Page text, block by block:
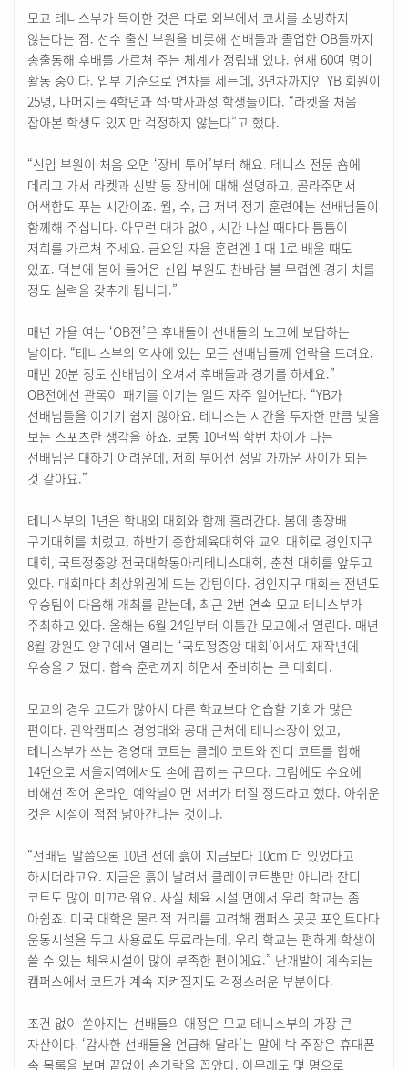
모교 테니스부가 특이한 것은 따로 외부에서 코치를 초빙하지
않는다는 점. 선수 출신 부원을 비롯해 선배들과 졸업한 OB들까지
총출동해 후배를 가르쳐 주는 체계가 정립돼 있다. 현재 60여 명이
활동 중이다. 입부 기준으로 연차를 세는데, 3년차까지인 YB 회원이
25명, 나머지는 4학년과 석·박사과정 학생들이다. “라켓을 처음
잡아본 학생도 있지만 걱정하지 않는다”고 했다.
“신입 부원이 처음 오면 ‘장비 투어’부터 해요. 테니스 전문 숍에
데리고 가서 라켓과 신발 등 장비에 대해 설명하고, 골라주면서
어색함도 푸는 시간이죠. 월, 수, 금 저녁 정기 훈련에는 선배님들이
함께해 주십니다. 아무런 대가 없이, 시간 나실 때마다 틈틈이
저희를 가르쳐 주세요. 금요일 자율 훈련엔 1 대 1로 배울 때도
있죠. 덕분에 봄에 들어온 신입 부원도 찬바람 불 무렵엔 경기 치를
정도 실력을 갖추게 됩니다.”
매년 가을 여는 ‘OB전’은 후배들이 선배들의 노고에 보답하는
날이다. “테니스부의 역사에 있는 모든 선배님들께 연락을 드려요.
매번 20분 정도 선배님이 오셔서 후배들과 경기를 하세요.”
OB전에선 관록이 패기를 이기는 일도 자주 일어난다. “YB가
선배님들을 이기기 쉽지 않아요. 테니스는 시간을 투자한 만큼 빛을
보는 스포츠란 생각을 하죠. 보통 10년씩 학번 차이가 나는
선배님은 대하기 어려운데, 저희 부에선 정말 가까운 사이가 되는
것 같아요.”
테니스부의 1년은 학내외 대회와 함께 흘러간다. 봄에 총장배
구기대회를 치렀고, 하반기 종합체육대회와 교외 대회로 경인지구
대회, 국토정중앙 전국대학동아리테니스대회, 춘천 대회를 앞두고
있다. 대회마다 최상위권에 드는 강팀이다. 경인지구 대회는 전년도
우승팀이 다음해 개최를 맡는데, 최근 2번 연속 모교 테니스부가
주최하고 있다. 올해는 6월 24일부터 이틀간 모교에서 열린다. 매년
8월 강원도 양구에서 열리는 ‘국토정중앙 대회’에서도 재작년에
우승을 거뒀다. 합숙 훈련까지 하면서 준비하는 큰 대회다.
모교의 경우 코트가 많아서 다른 학교보다 연습할 기회가 많은
편이다. 관악캠퍼스 경영대와 공대 근처에 테니스장이 있고,
테니스부가 쓰는 경영대 코트는 클레이코트와 잔디 코트를 합해
14면으로 서울지역에서도 손에 꼽히는 규모다. 그럼에도 수요에
비해선 적어 온라인 예약날이면 서버가 터질 정도라고 했다. 아쉬운
것은 시설이 점점 낡아간다는 것이다.
“선배님 말씀으론 10년 전에 흙이 지금보다 10cm 더 있었다고
하시더라고요. 지금은 흙이 날려서 클레이코트뿐만 아니라 잔디
코트도 많이 미끄러워요. 사실 체육 시설 면에서 우리 학교는 좀
아쉽죠. 미국 대학은 물리적 거리를 고려해 캠퍼스 곳곳 포인트마다
운동시설을 두고 사용료도 무료라는데, 우리 학교는 편하게 학생이
쓸 수 있는 체육시설이 많이 부족한 편이에요.” 난개발이 계속되는
캠퍼스에서 코트가 계속 지켜질지도 걱정스러운 부분이다.
조건 없이 쏟아지는 선배들의 애정은 모교 테니스부의 가장 큰
자산이다. ‘감사한 선배들을 언급해 달라’는 말에 박 주장은 휴대폰
속 목록을 보며 끝없이 손가락을 꼽았다. 아무래도 몇 명으로